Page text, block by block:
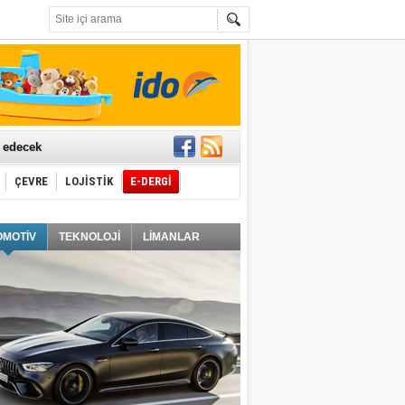
ÇEVRE LOJİSTİK E-DERGİ
TEKNOLOJİ LİMANLAR